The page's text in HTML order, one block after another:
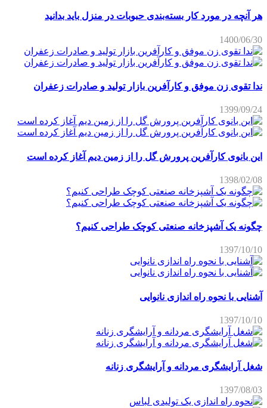
هر آنچه در مورد کار بسته‌بندی حبوبات در منزل باید بدانید
1400/06/30
ندا تقوی زن موفق و کارآفرین بازار تولید و صادرات زعفران
1399/09/24
این بانوی کارآفرین پرورش گل را از زمین دیم آغاز کرده است
1398/02/08
چگونه یک آشپزخانه صنعتی کوچک طراحی کنیم؟
1397/10/10
آشنایی با نحوه راه اندازی نانوایی
1397/10/10
شغل آرایشگری مردانه و آرایشگری زنانه
1397/08/03